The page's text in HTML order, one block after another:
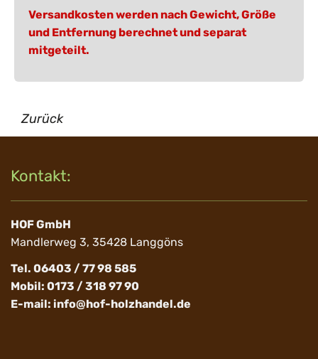
Versandkosten werden nach Gewicht, Größe
und Entfernung berechnet und separat
mitgeteilt.
Zurück
Kontakt:
HOF GmbH
Mandlerweg 3, 35428 Langgöns
Tel. 06403 / 77 98 585
Mobil: 0173 / 318 97 90
E-mail: info@hof-holzhandel.de